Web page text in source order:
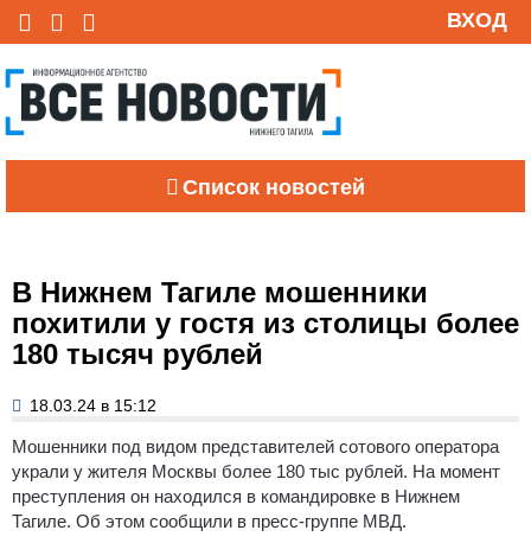
ВХОД
Список новостей
В Нижнем Тагиле мошенники
похитили у гостя из столицы более
180 тысяч рублей
18.03.24 в 15:12
Мошенники под видом представителей сотового оператора
украли у жителя Москвы более 180 тыс рублей. На момент
преступления он находился в командировке в Нижнем
Тагиле. Об этом сообщили в пресс-группе МВД.